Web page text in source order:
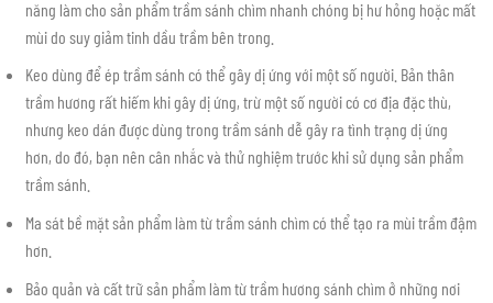
năng làm cho sản phẩm trầm sánh chìm nhanh chóng bị hư hỏng hoặc mất
mùi do suy giảm tinh dầu trầm bên trong.
Keo dùng để ép trầm sánh có thể gây dị ứng với một số người. Bản thân
trầm hương rất hiếm khi gây dị ứng, trừ một số người có cơ địa đặc thù,
nhưng keo dán được dùng trong trầm sánh dễ gây ra tình trạng dị ứng
hơn, do đó, bạn nên cân nhắc và thử nghiệm trước khi sử dụng sản phẩm
trầm sánh.
Ma sát bề mặt sản phẩm làm từ trầm sánh chìm có thể tạo ra mùi trầm đậm
hơn.
Bảo quản và cất trữ sản phẩm làm từ trầm hương sánh chìm ở những nơi